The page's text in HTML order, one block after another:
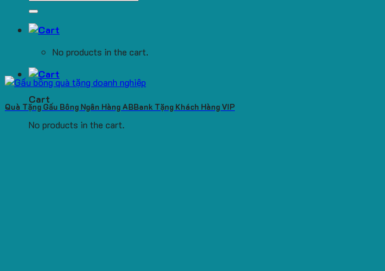
No products in the cart.
Cart
No products in the cart.
Quà Tặng Gấu Bông Ngân Hàng ABBank Tặng Khách Hàng VIP